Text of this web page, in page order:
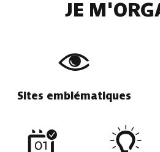
JE
Sites emblématiques